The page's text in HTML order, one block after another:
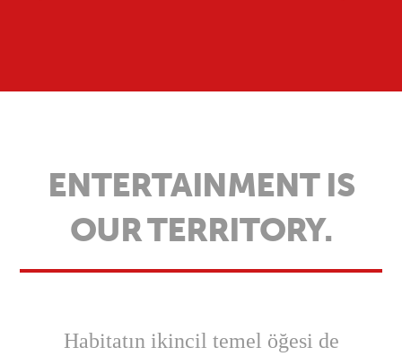
ENTERTAINMENT IS
OUR TERRITORY.
Habitatın ikincil temel öğesi de